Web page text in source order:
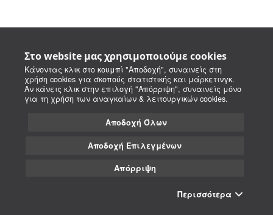
Στο website μας χρησιμοποιούμε cookies
Κάνοντας κλικ στο κουμπί "Αποδοχή", συναινείς στη
χρήση cookies για σκοπούς στατιστικής και μάρκετινγκ.
Αν κάνεις κλικ στην επιλογή "Απόρριψη", συναινείς μόνο
για τη χρήση των αναγκαίων & λειτουργικών cookies.
Αποδοχή Όλων
Αποδοχή Επιλεγμένων
Απόρριψη
Περισσότερα